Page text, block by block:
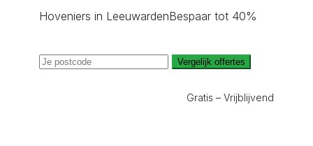
Hoveniers in LeeuwardenBespaar tot 40%
Vergelijk offertes
Gratis – Vrijblijvend